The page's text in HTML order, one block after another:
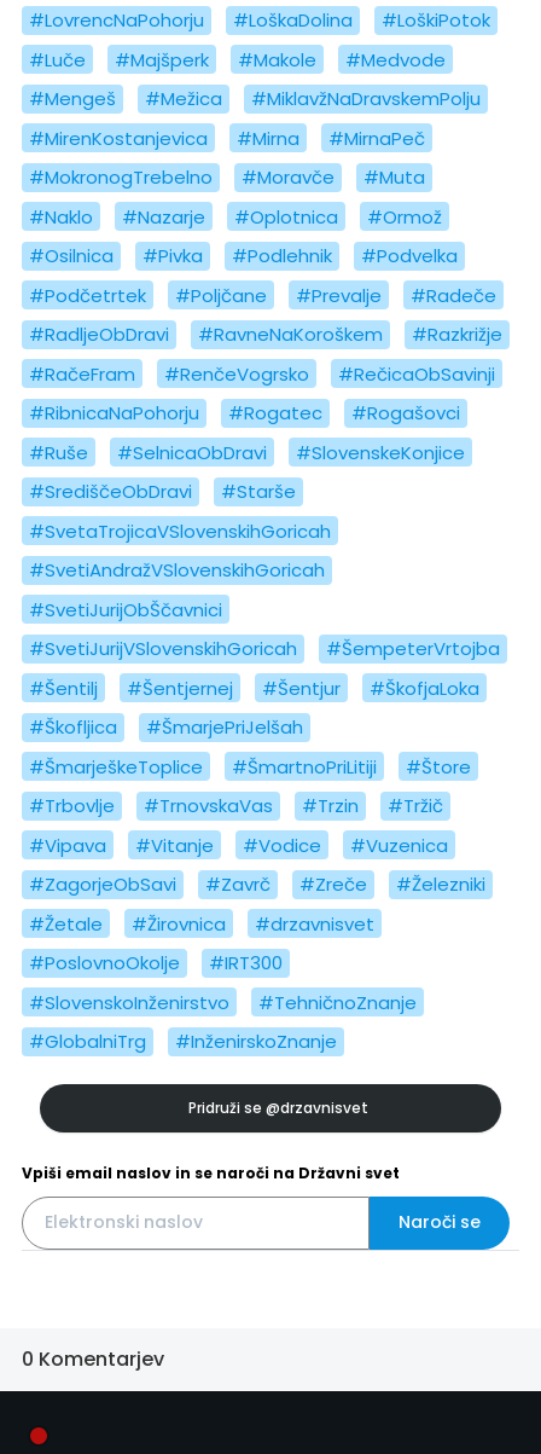
#LovrencNaPohorju
#LoškaDolina
#LoškiPotok
#Luče
#Majšperk #Makole
#Medvode
#Mengeš
#Mežica
#MiklavžNaDravskemPolju
#MirenKostanjevica
#Mirna
#MirnaPeč
#MokronogTrebelno
#Moravče
#Muta
#Naklo
#Nazarje #Oplotnica
#Ormož
#Osilnica
#Pivka #Podlehnik
#Podvelka
#Podčetrtek
#Poljčane #Prevalje
#Radeče
#RadljeObDravi
#RavneNaKoroškem
#Razkrižje
#RačeFram
#RenčeVogrsko
#RečicaObSavinji
#RibnicaNaPohorju
#Rogatec
#Rogašovci
#Ruše
#SelnicaObDravi
#SlovenskeKonjice
#SrediščeObDravi
#Starše
#SvetaTrojicaVSlovenskihGoricah
#SvetiAndražVSlovenskihGoricah
#SvetiJurijObŠčavnici
#SvetiJurijVSlovenskihGoricah
#ŠempeterVrtojba
#Šentilj
#Šentjernej #Šentjur
#ŠkofjaLoka
#Škofljica
#ŠmarjePriJelšah
#ŠmarješkeToplice
#ŠmartnoPriLitiji
#Štore
#Trbovlje
#TrnovskaVas #Trzin
#Tržič
#Vipava
#Vitanje #Vodice
#Vuzenica
#ZagorjeObSavi
#Zavrč #Zreče
#Železniki
#Žetale
#Žirovnica
#drzavnisvet
#PoslovnoOkolje
#IRT300
#SlovenskoInženirstvo
#TehničnoZnanje
#GlobalniTrg
#InženirskoZnanje
Pridruži se @drzavnisvet
Vpiši email naslov in se naroči na Državni svet
Naroči se
0 Komentarjev